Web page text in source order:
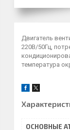
Двигатель
220В/50Гц,
температура
ОСНОВНЫЕ